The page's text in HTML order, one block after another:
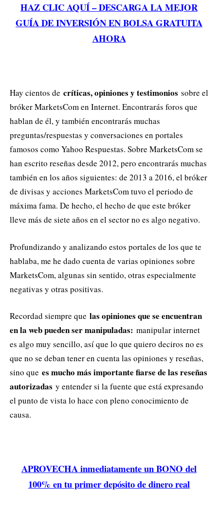
HAZ CLIC AQUÍ – DESCARGA LA MEJOR
GUÍA DE INVERSIÓN EN BOLSA GRATUITA
AHORA
Hay cientos de críticas, opiniones y testimonios sobre el
bróker MarketsCom en Internet. Encontrarás foros que
hablan de él, y también encontrarás muchas
preguntas/respuestas y conversaciones en portales
famosos como Yahoo Respuestas. Sobre MarketsCom se
han escrito reseñas desde 2012, pero encontrarás muchas
también en los años siguientes: de 2013 a 2016, el bróker
de divisas y acciones MarketsCom tuvo el periodo de
máxima fama. De hecho, el hecho de que este bróker
lleve más de siete años en el sector no es algo negativo.
Profundizando y analizando estos portales de los que te
hablaba, me he dado cuenta de varias opiniones sobre
MarketsCom, algunas sin sentido, otras especialmente
negativas y otras positivas.
Recordad siempre que las opiniones que se encuentran
en la web pueden ser manipuladas: manipular internet
es algo muy sencillo, así que lo que quiero deciros no es
que no se deban tener en cuenta las opiniones y reseñas,
sino que es mucho más importante fiarse de las reseñas
autorizadas y entender si la fuente que está expresando
el punto de vista lo hace con pleno conocimiento de
causa.
APROVECHA inmediatamente un BONO del
100% en tu primer depósito de dinero real